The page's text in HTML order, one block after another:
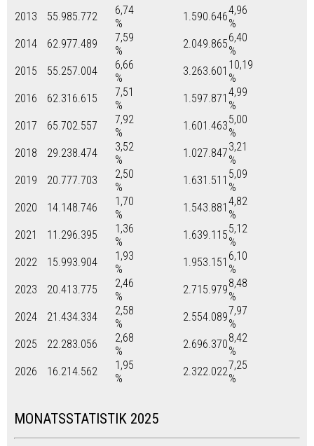
2013
55.985.772
6,74
%
1.590.6464,96
%
2014
62.977.489
7,59
%
2.049.8656,40
%
2015
55.257.004
6,66
%
3.263.601 10,19
%
2016
62.316.615
7,51
%
1.597.871 4,99
%
2017
65.702.557
7,92
%
1.601.4635,00
%
2018
29.238.474
3,52
%
1.027.8473,21
%
2019
20.777.703
2,50
%
1.631.511 5,09
%
2020
14.148.746
1,70
%
1.543.881 4,82
%
2021
11.296.395
1,36
%
1.639.1155,12
%
2022
15.993.904
1,93
%
1.953.151 6,10
%
2023
20.413.775
2,46
%
2.715.9798,48
%
2024
21.434.334
2,58
%
2.554.0897,97
%
2025
22.283.056
2,68
%
2.696.3708,42
%
2026
16.214.562
1,95
%
2.322.0227,25
%
MONATSSTATISTIK 2025